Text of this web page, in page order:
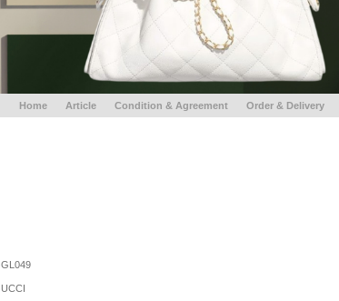
Home Article Condition & Agreement Order & Delivery